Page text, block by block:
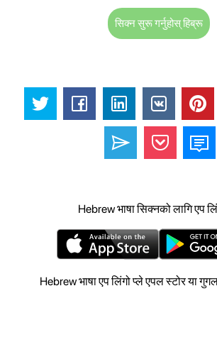
सिक्न सुरू गर्नुहोस् हिब्रू
Hebrew भाषा सिक्नको लागि एप
Hebrew भाषा एप लिंगो प्ले एपल स्टोर या